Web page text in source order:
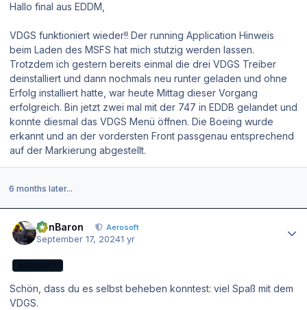
Hallo final aus EDDM,
VDGS funktioniert wieder!! Der running Application Hinweis
beim Laden des MSFS hat mich stutzig werden lassen.
Trotzdem ich gestern bereits einmal die drei VDGS Treiber
deinstalliert und dann nochmals neu runter geladen und ohne
Erfolg installiert hatte, war heute Mittag dieser Vorgang
erfolgreich. Bin jetzt zwei mal mit der 747 in EDDB gelandet und
konnte diesmal das VDGS Menü öffnen. Die Boeing wurde
erkannt und an der vordersten Front passgenau entsprechend
auf der Markierung abgestellt.
6 months later...
BenBaron Aerosoft
September 17, 20241 yr
Schön, dass du es selbst beheben konntest: viel Spaß mit dem
VDGS.